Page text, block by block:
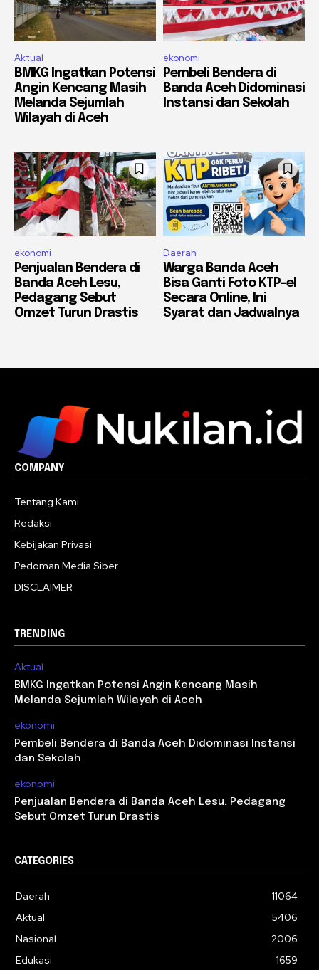
Aktual
BMKG Ingatkan Potensi
Angin Kencang Masih
Melanda Sejumlah
Wilayah di Aceh
ekonomi
Pembeli Bendera di
Banda Aceh Didominasi
Instansi dan Sekolah
ekonomi
Penjualan Bendera di
Banda Aceh Lesu,
Pedagang Sebut
Omzet Turun Drastis
Daerah
Warga Banda Aceh
Bisa Ganti Foto KTP-el
Secara Online, Ini
Syarat dan Jadwalnya
COMPANY
Tentang Kami
Redaksi
Kebijakan Privasi
Pedoman Media Siber
DISCLAIMER
TRENDING
Aktual
BMKG Ingatkan Potensi Angin Kencang Masih
Melanda Sejumlah Wilayah di Aceh
ekonomi
Pembeli Bendera di Banda Aceh Didominasi Instansi
dan Sekolah
ekonomi
Penjualan Bendera di Banda Aceh Lesu, Pedagang
Sebut Omzet Turun Drastis
CATEGORIES
Daerah
11064
Aktual
5406
Nasional
2006
Edukasi
1659